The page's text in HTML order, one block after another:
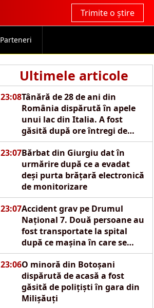
Trimite o știre
Parteneri
Ultimele articole
23:08Tânără de 28 de ani din
România dispărută în apele
unui lac din Italia. A fost
găsită după ore întregi de
căutări
23:07Bărbat din Giurgiu dat în
urmărire după ce a evadat
deși purta brățară electronică
de monitorizare
23:07Accident grav pe Drumul
Național 7. Două persoane au
fost transportate la spital
după ce mașina în care se
aflau s-a izbit de un pod
23:06O minoră din Botoșani
dispărută de acasă a fost
găsită de polițiști în gara din
Milișăuți